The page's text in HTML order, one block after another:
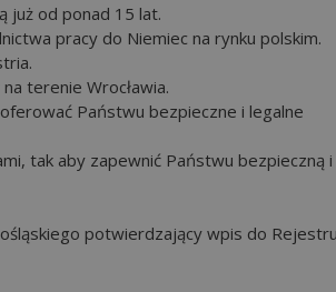
już od ponad 15 lat.
pracy do Niemiec na rynku polskim.
terenie Wrocławia.
Państwu bezpieczne i legalne
tak aby zapewnić Państwu bezpieczną i
potwierdzający wpis do